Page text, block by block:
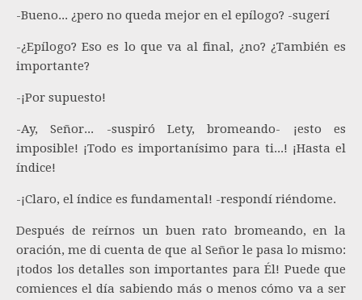
-Bueno... ¿pero no queda mejor en el epílogo? -sugerí
-¿Epílogo? Eso es lo que va al final, ¿no? ¿También es
importante?
-¡Por supuesto!
-Ay, Señor... -suspiró Lety, bromeando- ¡esto es
imposible! ¡Todo es importanísimo para ti...! ¡Hasta el
índice!
-¡Claro, el índice es fundamental! -respondí riéndome.
Después de reírnos un buen rato bromeando, en la
oración, me di cuenta de que al Señor le pasa lo mismo:
¡todos los detalles son importantes para Él! Puede que
comiences el día sabiendo más o menos cómo va a ser